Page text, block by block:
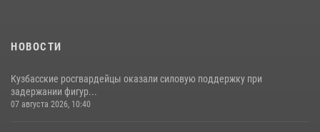
НОВОСТИ
Кузбасские росгвардейцы оказали силовую поддержку при
задержании фигур...
07 августа 2026, 10:40